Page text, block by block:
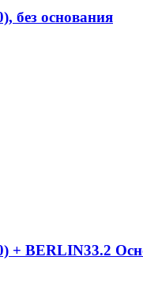
без основания
+ BERLIN33.2